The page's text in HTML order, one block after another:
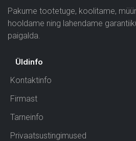
Pakume tootetuge, koolitame,
hooldame ning lahendame
paigalda.
Üldinfo
Kontaktinfo
Firmast
Tarneinfo
Privaatsustingimused